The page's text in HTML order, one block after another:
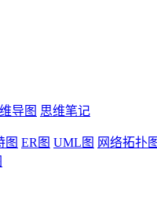
导图 思维笔记
图 ER图 UML图 网络拓扑图